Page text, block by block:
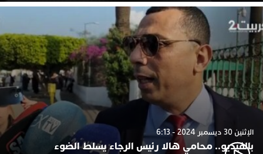
الإثنين 30 ديسمبر 2024 - 6:13
بالفيديو.. محامي هالا رئيس الرجاء يسلط الضوء